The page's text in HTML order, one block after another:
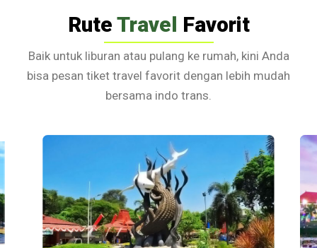
Rute Travel Favorit
Baik untuk liburan atau pulang ke rumah, kini Anda
bisa pesan tiket travel favorit dengan lebih mudah
bersama indo trans.